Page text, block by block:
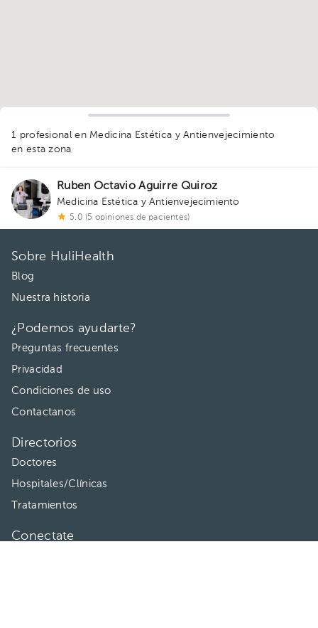
1 profesional en Medicina Estética y Antienvejecimiento
en esta zona
Ruben Octavio Aguirre Quiroz
Medicina Estética y Antienvejecimiento
5.0 (5 opiniones de pacientes)
Sobre HuliHealth
Blog
Nuestra historia
¿Podemos ayudarte?
Preguntas frecuentes
Privacidad
Condiciones de uso
Contactanos
Directorios
Doctores
Hospitales/Clínicas
Tratamientos
Conectate